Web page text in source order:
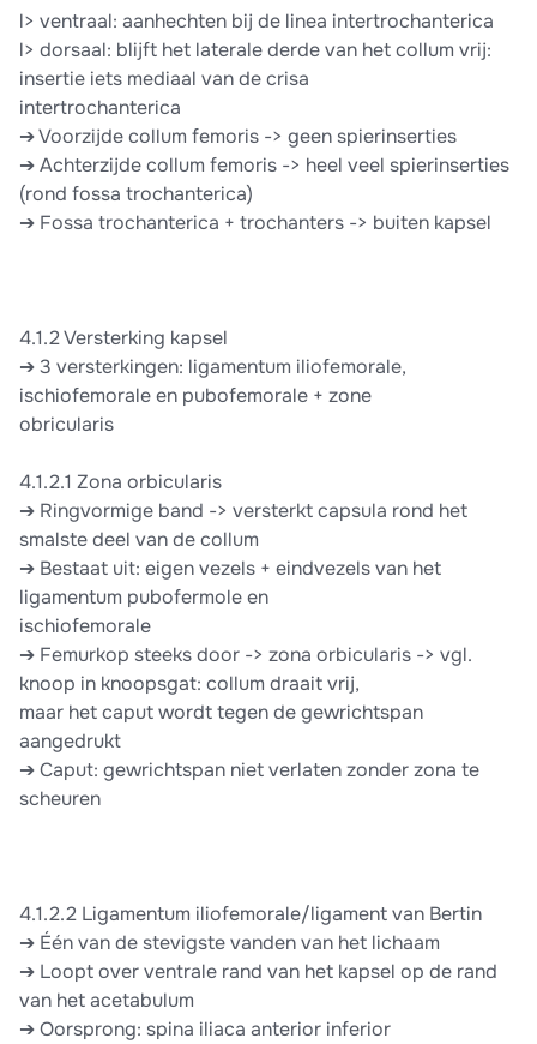
l> ventraal: aanhechten bij de linea intertrochanterica
l> dorsaal: blijft het laterale derde van het collum vrij:
insertie iets mediaal van de crisa
intertrochanterica
➔ Voorzijde collum femoris -> geen spierinserties
➔ Achterzijde collum femoris -> heel veel spierinserties
(rond fossa trochanterica)
➔ Fossa trochanterica + trochanters -> buiten kapsel
4.1.2 Versterking kapsel
➔ 3 versterkingen: ligamentum iliofemorale,
ischiofemorale en pubofemorale + zone
obricularis
4.1.2.1 Zona orbicularis
➔ Ringvormige band -> versterkt capsula rond het
smalste deel van de collum
➔ Bestaat uit: eigen vezels + eindvezels van het
ligamentum pubofermole en
ischiofemorale
➔ Femurkop steeks door -> zona orbicularis -> vgl.
knoop in knoopsgat: collum draait vrij,
maar het caput wordt tegen de gewrichtspan
aangedrukt
➔ Caput: gewrichtspan niet verlaten zonder zona te
scheuren
4.1.2.2 Ligamentum iliofemorale/ligament van Bertin
➔ Één van de stevigste vanden van het lichaam
➔ Loopt over ventrale rand van het kapsel op de rand
van het acetabulum
➔ Oorsprong: spina iliaca anterior inferior